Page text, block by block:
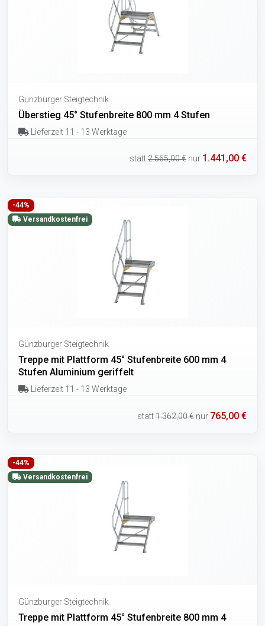
Günzburger Steigtechnik
Überstieg 45° Stufenbreite 800 mm 4 Stufen
Lieferzeit 11 - 13 Werktage
statt2.565,00 € nur 1.441,00 €
-44%
Versandkostenfrei
Günzburger Steigtechnik
Treppe mit Plattform 45° Stufenbreite 600 mm 4
Stufen Aluminium geriffelt
Lieferzeit 11 - 13 Werktage
statt1.362,00 € nur 765,00 €
-44%
Versandkostenfrei
Günzburger Steigtechnik
Treppe mit Plattform 45° Stufenbreite 800 mm 4